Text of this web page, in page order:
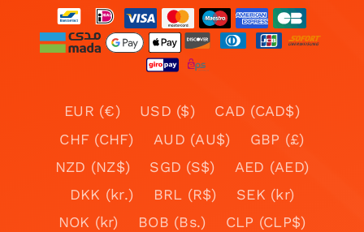
EUR (€) USD ($)
CAD (CAD$)
CHF (CHF)
AUD (AU$)
GBP (£)
NZD (NZ$)
SGD (S$)
AED (AED)
DKK (kr.)
BRL (R$)
SEK (kr)
NOK (kr)
BOB (Bs.)
CLP (CLP$)